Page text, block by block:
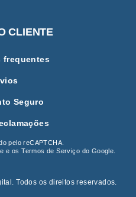
CLIENTE
frequentes
Seguro
pelo reCAPTCHA.
e osTermos de Serviço do Google.
. Todos os direitos reservados.